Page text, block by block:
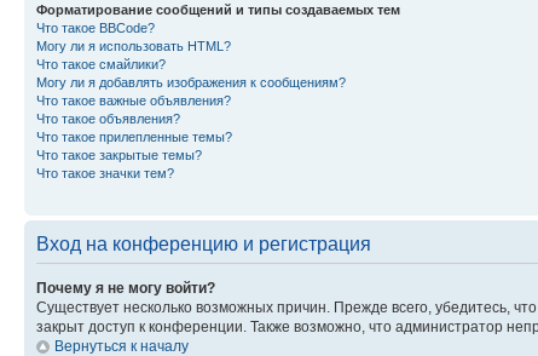
Форматирование сообщений и типы создаваемых тем
Что такое BBCode?
Могу ли я использовать HTML?
Что такое смайлики?
Могу ли я добавлять изображения к сообщениям?
Что такое важные объявления?
Что такое объявления?
Что такое прилепленные темы?
Что такое закрытые темы?
Что такое значки тем?
Вход на конференцию и регистрация
Почему я не могу войти?
Существует несколько возможных причин. Прежде всего, убедитесь,
закрыт доступ к конференции. Также возможно, что администратор
Вернуться к началу